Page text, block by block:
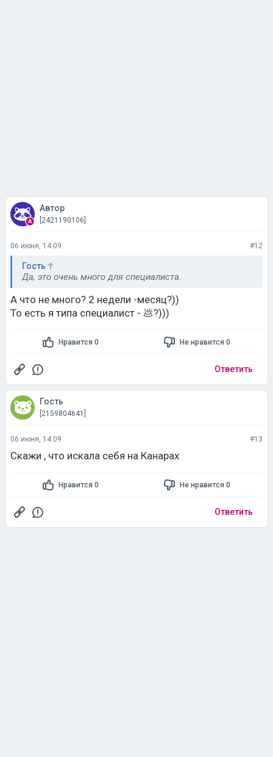
Автор
[2421190106]
06 июня, 14:09 #12
Гость
Да, это очень много для специалиста.
А что не много? 2 недели -месяц?))
То есть я типа специалист - 💩?)))
Нравится 0 Не нравится 0
Ответить
Гость
[2159804641]
06 июня, 14:09 #13
Скажи , что искала себя на Канарах
Нравится 0 Не нравится 0
Ответить